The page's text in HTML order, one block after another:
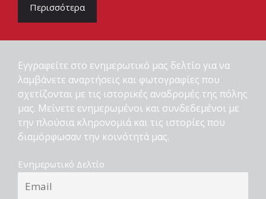
Περισσότερα
Εγγραφείτε στο ενημερωτικό μας δελτίο για να
λαμβάνετε αναρτήσεις και φωτογραφίες που
σχετίζονται με τις ιστορικές αναδρομές της πόλης
μας. Μείνετε ενημερωμένοι και συνδεδεμένοι με
την πλούσια κληρονομιά και τις ιστορίες που
διαμόρφωσαν την κοινότητά μας.
Ενημερωτικό Δελτίο